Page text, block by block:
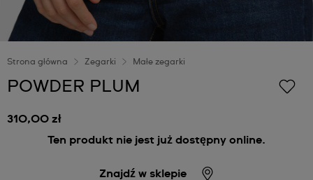
Strona główna Zegarki Małe zegarki
POWDER PLUM
310,00 zł
Ten produkt nie jest już dostępny online.
Znajdź w sklepie